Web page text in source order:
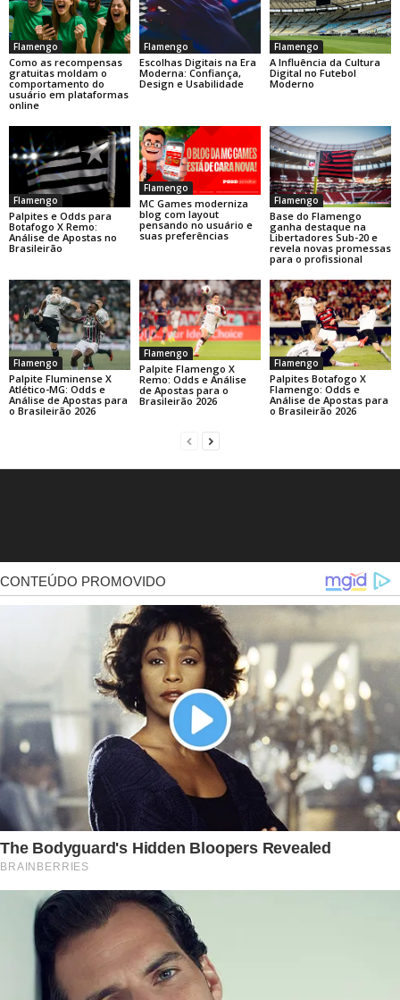
Flamengo
Como as recompensas
gratuitas moldam o
comportamento do
usuário em plataformas
online
Flamengo
Escolhas Digitais na Era
Moderna: Confiança,
Design e Usabilidade
Flamengo
A Influência da Cultura
Digital no Futebol
Moderno
Flamengo
Palpites e Odds para
Botafogo X Remo:
Análise de Apostas no
Brasileirão
Flamengo
MC Games moderniza
blog com layout
pensando no usuário e
suas preferências
Flamengo
Base do Flamengo
ganha destaque na
Libertadores Sub-20 e
revela novas promessas
para o profissional
Flamengo
Palpite Fluminense X
Atlético-MG: Odds e
Análise de Apostas para
o Brasileirão 2026
Flamengo
Palpite Flamengo X
Remo: Odds e Análise
de Apostas para o
Brasileirão 2026
Flamengo
Palpites Botafogo X
Flamengo: Odds e
Análise de Apostas para
o Brasileirão 2026